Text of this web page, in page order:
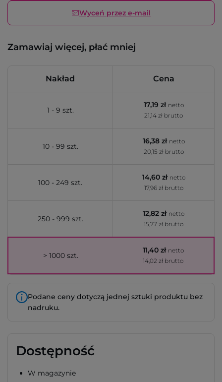
Wyceń przez e-mail
Zamawiaj więcej, płać mniej
Nakład Cena
1 - 9 szt.
17,19 zł netto
21,14 zł brutto
10 - 99 szt.
16,38 zł netto
20,15 zł brutto
100 - 249 szt.
14,60 zł netto
17,96 zł brutto
250 - 999 szt.
12,82 zł netto
15,77 zł brutto
> 1000 szt.
11,40 zł netto
14,02 zł brutto
Podane ceny dotyczą jednej sztuki produktu bez
nadruku.
Dostępność
W magazynie